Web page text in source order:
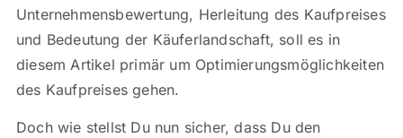
Unternehmensbewertung, Herleitung des Kaufpreises
und Bedeutung der Käuferlandschaft, soll es in
diesem Artikel primär um Optimierungsmöglichkeiten
des Kaufpreises gehen.
Doch wie stellst Du nun sicher, dass Du den